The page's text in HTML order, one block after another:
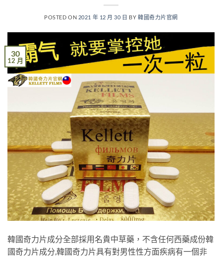
POSTED ON 2021 年 12 月 30 日 BY 韓國奇力片官網
30
12 月
韓國奇力片成分全部採用名貴中草藥，不含任何西藥成份韓
國奇力片成分,韓國奇力片具有對男性性方面疾病有一個非